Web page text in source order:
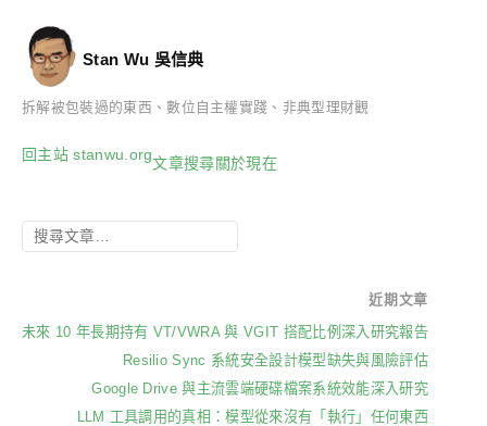
Stan Wu 吳信典
拆解被包裝過的東西、數位自主權實踐、非典型理財觀
回主站 stanwu.org文章搜尋關於現在
近期文章
未來 10 年長期持有 VT/VWRA 與 VGIT 搭配比例深入研究報告
Resilio Sync 系統安全設計模型缺失與風險評估
Google Drive 與主流雲端硬碟檔案系統效能深入研究
LLM 工具調用的真相：模型從來沒有「執行」任何東西